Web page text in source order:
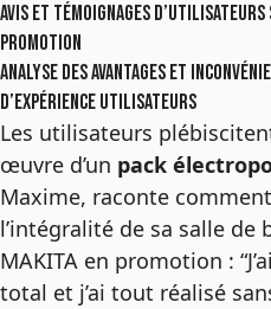
Avis et témoignages
promotion
Analyse des avantages et
d’expérience utilisateurs
Les utilisateurs
œuvre d’un pack
Maxime, raconte
l’intégralité de sa salle de
MAKITA en promotion :
total et j’ai tout réalisé